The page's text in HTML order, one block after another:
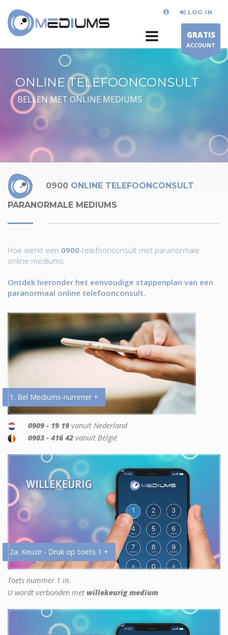
LOG IN
GRATIS
ACCOUNT
ONLINE TELEFOONCONSULT
BELLEN MET ONLINE MEDIUMS
0900 ONLINE TELEFOONCONSULT
PARANORMALE MEDIUMS
Hoe werkt een 0900-telefoonconsult met paranormale
online mediums.
Ontdek hieronder het eenvoudige stappenplan van een
paranormaal online telefoonconsult.
1. Bel Mediums-nummer +
0909 - 19 19 vanuit Nederland
0903 - 416 42 vanuit België
2a. Keuze - Druk op toets 1 +
Toets nummer 1 in.
U wordt verbonden met willekeurig medium